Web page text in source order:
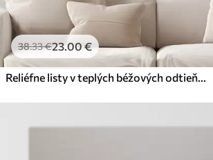
38.33€23.00€
Reliéfne listy v teplých béžových odtieňoch